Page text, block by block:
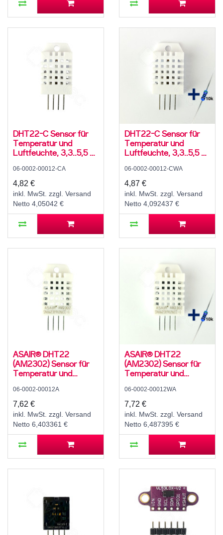
DHT22-C Sensor für
Temperatur und
Luftfeuchte, 3,3..5,5 V,
± 3 °C
06-0002-00012-CA
4,82 €
inkl. MwSt. zzgl. Versand
Netto 4,05042 €
DHT22-C Sensor für
Temperatur und
Luftfeuchte, 3,3..5,5 V,
± 3 °C, mit 10K
Widerstand und
Anleitung
06-0002-00012-CWA
4,87 €
inkl. MwSt. zzgl. Versand
Netto 4,092437 €
ASAIR® DHT22
(AM2302) Sensor für
Temperatur und
0..99,9 ± 2 % rH,
-40..80 ± 1 °C
06-0002-00012A
7,62 €
inkl. MwSt. zzgl. Versand
Netto 6,403361 €
ASAIR® DHT22
(AM2302) Sensor für
Temperatur und
0..99,9 ± 2 % rH,
-40..80 ± 1 °C, mit 10K
Widerstand und
Anleitung
06-0002-00012WA
7,72 €
inkl. MwSt. zzgl. Versand
Netto 6,487395 €